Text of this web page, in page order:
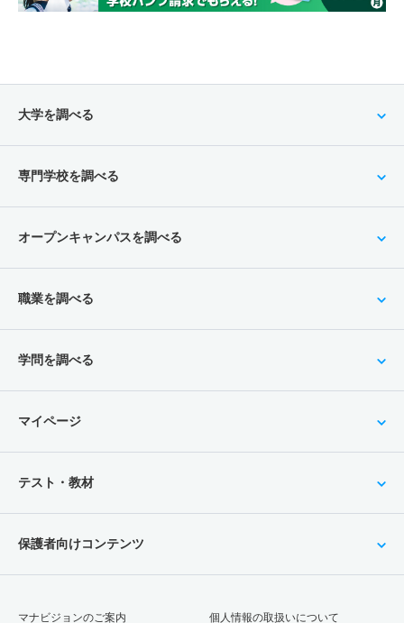
大学を調べる
専門学校を調べる
オープンキャンパスを調べる
職業を調べる
学問を調べる
マイページ
テスト・教材
保護者向けコンテンツ
マナビジョンのご案内 個人情報の取扱いについて